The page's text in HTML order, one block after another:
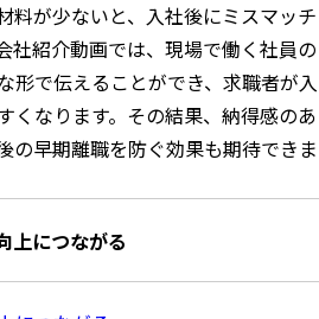
料が少ないと、入社後にミスマッチ
社紹介動画では、現場で働く社員の
形で伝えることができ、求職者が入
くなります。その結果、納得感のあ
の早期離職を防ぐ効果も期待できま
上につながる